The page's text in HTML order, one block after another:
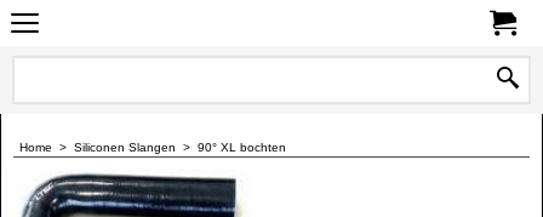
Home > Siliconen Slangen > 90° XL bochten